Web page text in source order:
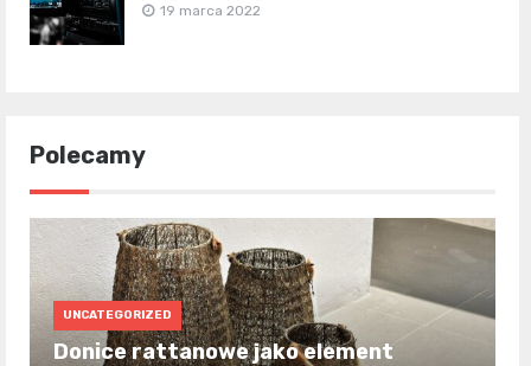
19 marca 2022
Polecamy
UNCATEGORIZED
Donice rattanowe jako element